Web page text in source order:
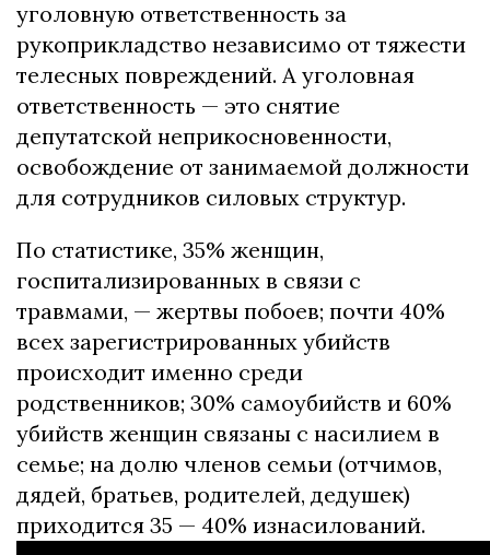
уголовную ответственность за
рукоприкладство независимо от тяжести
телесных повреждений. А уголовная
ответственность — это снятие
депутатской неприкосновенности,
освобождение от занимаемой должности
для сотрудников силовых структур.
По статистике, 35% женщин,
госпитализированных в связи с
травмами, — жертвы побоев; почти 40%
всех зарегистрированных убийств
происходит именно среди
родственников; 30% самоубийств и 60%
убийств женщин связаны с насилием в
семье; на долю членов семьи (отчимов,
дядей, братьев, родителей, дедушек)
приходится 35 — 40% изнасилований.